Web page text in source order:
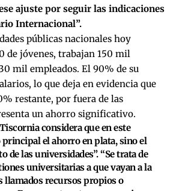
ajuste por seguir las indicaciones
Internacional”.
públicas nacionales hoy
de jóvenes, trabajan 150 mil
mil empleados. El 90% de su
lo que deja en evidencia que
restante, por fuera de las
un ahorro significativo.
considera que en este
principal el ahorro en plata, sino el
de las universidades”. “Se trata de
universitarias a que vayan a la
llamados recursos propios o